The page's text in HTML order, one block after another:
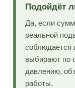
Подойдёт
Да, если
реальной
соблюдается
выбирают по
давлению,
работы.